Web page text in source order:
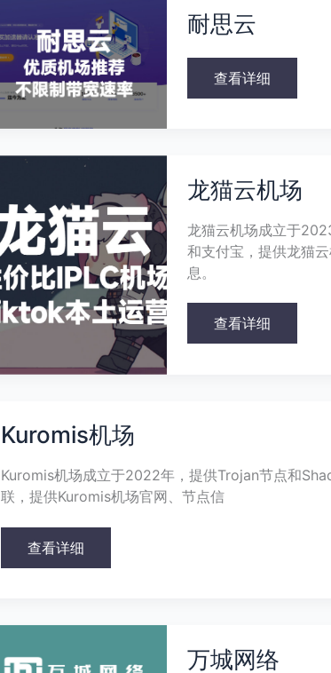
耐思云
思
云
查看详细
龙猫云机场
龙猫云机场成立于
和支付宝，提供龙猫
息。
猫
云
机
查看详细
Kuromis机场
Kuromis机场成立于2022年，提供Trojan节点和
联，提供Kuromis机场官网、节点信
场
查看详细
万城网络
城
网